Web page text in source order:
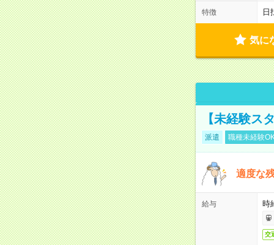
特徴 日
気に
【未経験ス
派遣 職種未経験
適度な
給与 時
交